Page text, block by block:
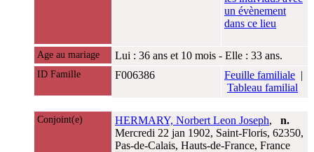
Age au mariage Lui : 36 ans et 10 mois - Elle : 33 ans.
ID Famille F006386 Feuille familiale |
Tableau familial
Conjoint(e) HERMARY, Norbert Leon Joseph, n.
Mercredi 22 jan 1902, Saint-Floris, 62350,
Pas-de-Calais, Hauts-de-France, France